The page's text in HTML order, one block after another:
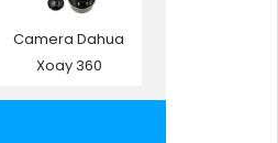
Camera Dahua
Xoay 360